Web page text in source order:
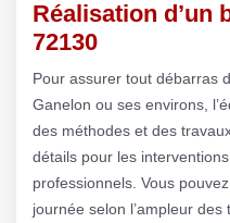
Réalisation d’un
72130
Pour assurer tout débarras
Ganelon ou ses environs,
des méthodes et des
détails pour les
professionnels. Vous
journée selon l’ampleur